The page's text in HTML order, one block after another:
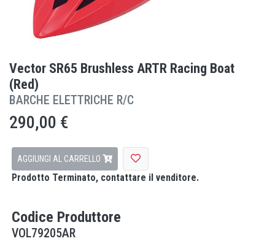
Vector SR65 Brushless ARTR Racing Boat
(Red)
BARCHE ELETTRICHE R/C
290,00 €
AGGIUNGI AL CARRELLO
Prodotto Terminato, contattare il venditore.
Codice Produttore
VOL79205AR